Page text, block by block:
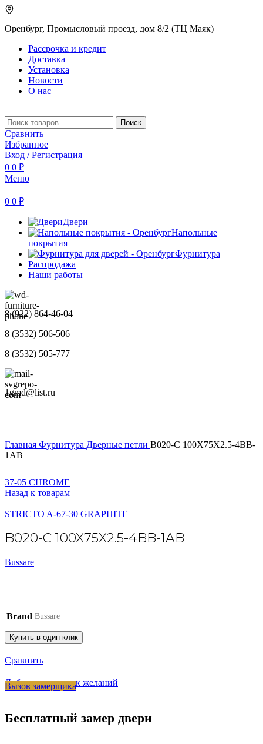
Оренбург, Промысловый проезд, дом 8/2 (ТЦ Маяк)
Рассрочка и кредит
Доставка
Установка
Новости
О нас
Поиск
Сравнить
Избранное
Вход / Регистрация
0 0 ₽
Меню
0 0 ₽
Двери
Напольные
покрытия
Фурнитура
Распродажа
Наши работы
8 (922) 864-46-04
8 (3532) 506-506
8 (3532) 505-777
1gmd@list.ru
Главная Фурнитура Дверные петли B020-C 100X75X2.5-4BB-
1AB
37-05 CHROME
Назад к товарам
STRICTO A-67-30 GRAPHITE
B020-C 100X75X2.5-4BB-1AB
Bussare
Brand Bussare
Купить в один клик
Сравнить
Добавить в список желаний
Вызов замерщика
Бесплатный замер двери